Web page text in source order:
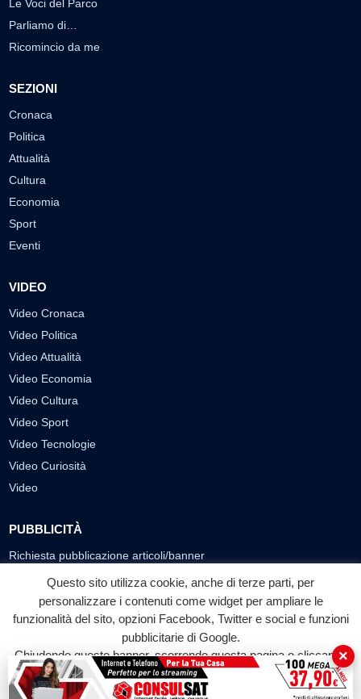
Le Voci del Parco
Parliamo di…
Ricomincio da me
SEZIONI
Cronaca
Politica
Attualità
Cultura
Economia
Sport
Eventi
VIDEO
Video Cronaca
Video Politica
Video Attualità
Video Economia
Video Cultura
Video Sport
Video Tecnologie
Video Curiosità
Video
PUBBLICITÀ
Richiesta pubblicazione articoli/banner
SEGUICI SUI SOCIAL
f
Facebook
◎ ▶
YouTube
Questo sito utilizza cookie, anche di terze parti, per
personalizzare i contenuti come widget per ampliare le
funzionalità del sito, opzioni Facebook, Twitter e social e funzioni
pubblicitarie di Google.
Chiudendo questo banner, scorrendo questa pagina o cliccando
su qualunque suo elemento acconsenti all'uso dei cookie.
×